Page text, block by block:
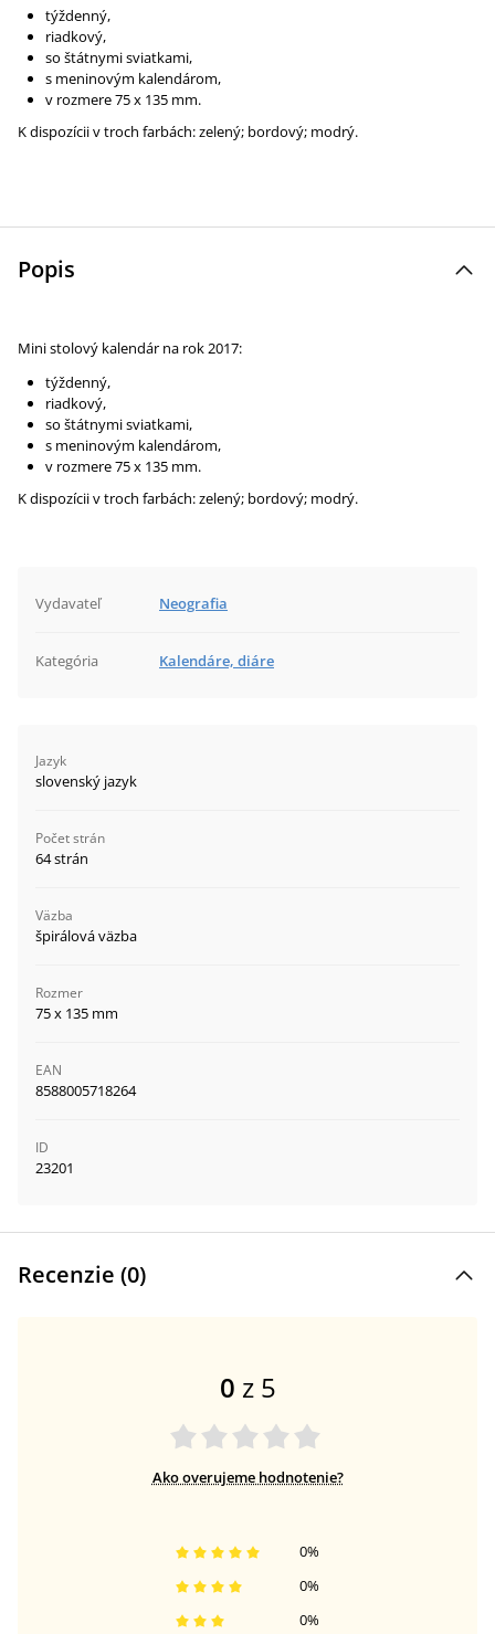
týždenný,
riadkový,
so štátnymi sviatkami,
s meninovým kalendárom,
v rozmere 75 x 135 mm.
K dispozícii v troch farbách: zelený; bordový; modrý.
Popis
Mini stolový kalendár na rok 2017:
týždenný,
riadkový,
so štátnymi sviatkami,
s meninovým kalendárom,
v rozmere 75 x 135 mm.
K dispozícii v troch farbách: zelený; bordový; modrý.
Vydavateľ Neografia
Kategória Kalendáre, diáre
Jazyk
slovenský jazyk
Počet strán
64 strán
Väzba
špirálová väzba
Rozmer
75 x 135 mm
EAN
8588005718264
ID
23201
Recenzie (0)
0 z 5
Ako overujeme hodnotenie?
0%
0%
0%